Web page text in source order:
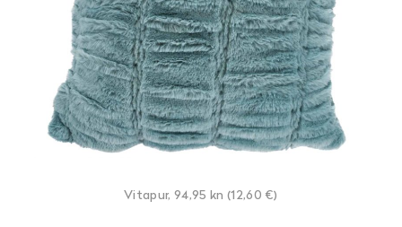
Vitapur, 94,95 kn (12,60 €)